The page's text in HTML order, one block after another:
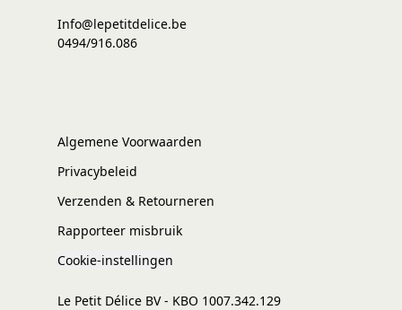
Info@lepetitdelice.be
0494/916.086
Algemene Voorwaarden
Privacybeleid
Verzenden & Retourneren
Rapporteer misbruik
Cookie-instellingen
Le Petit Délice BV - KBO 1007.342.129